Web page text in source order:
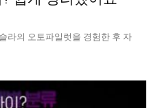
라의 오토파일럿을 경험한 후 자